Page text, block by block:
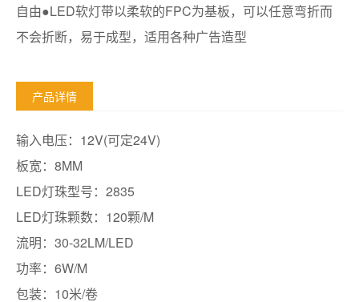
自由●LED软灯带以柔软的FPC为基板，可以任意弯折而
不会折断，易于成型，适用各种广告造型
产品详情
输入电压：12V(可定24V)
板宽：8MM
LED灯珠型号：2835
LED灯珠颗数：120颗/M
流明：30-32LM/LED
功率：6W/M
包装：10米/卷